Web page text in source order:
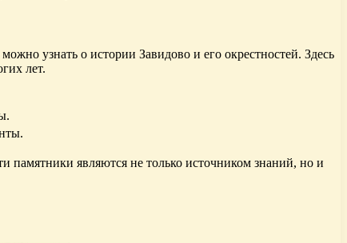
узнать о истории Завидово и его окрестностей. Здесь
лет.
памятники являются не только источником знаний, но и